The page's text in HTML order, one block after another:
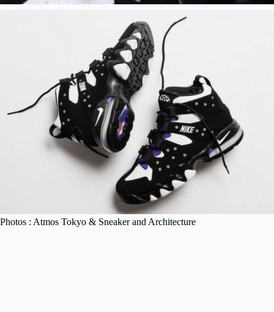
Photos : Atmos Tokyo & Sneaker and Architecture